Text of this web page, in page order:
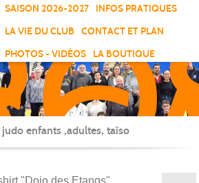
SAISON 2026-2027
INFOS PRATIQUES
LA VIE DU CLUB
CONTACT ET PLAN
PHOTOS - VIDÉOS
LA BOUTIQUE
-
enfants ,adultes, taïso
"Dojo des Etangs"
cookies